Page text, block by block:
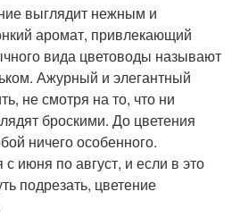
выглядит нежным и
аромат, привлекающий
вида цветоводы называют
Ажурный и элегантный
не смотря на то, что ни
броскими. До цветения
ничего особенного.
июня по август, и если в это
подрезать, цветение